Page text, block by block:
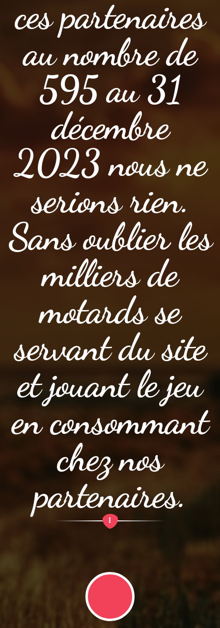
ces partenaires
au nombre de
595 au 31
décembre
2023 nous ne
serions rien.
Sans oublier les
milliers de
motards se
servant du site
et jouant le jeu
en consommant
chez nos
partenaires.